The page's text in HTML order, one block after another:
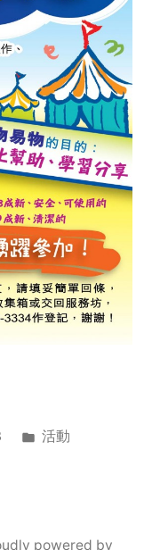
Posted
活動
powered by